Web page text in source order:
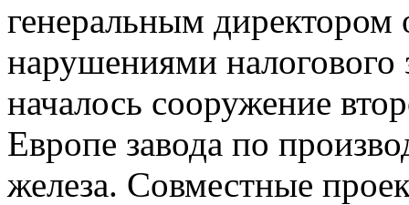
генеральным директором
нарушениями налогового
началось сооружение
Европе завода по
железа. Совместные